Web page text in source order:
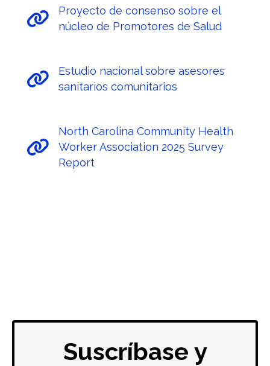
Proyecto de consenso sobre el
núcleo de Promotores de Salud
Estudio nacional sobre asesores
sanitarios comunitarios
North Carolina Community Health
Worker Association 2025 Survey
Report
Suscríbase y